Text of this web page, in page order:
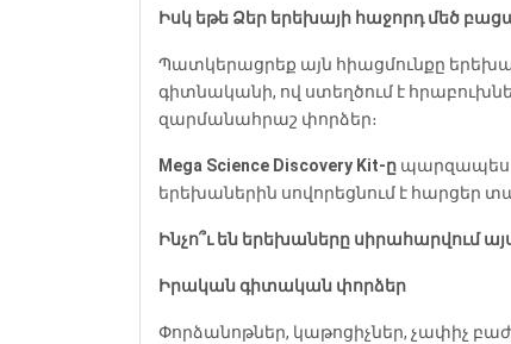
Իսկ եթե Ձեր երեխայի հաջորդ մեծ
Պատկերացրեք այն հիացմունքը
գիտնականի, ով ստեղծում է
զարմանահրաշ փորձեր։
Mega Science Discovery Kit-ը պարզապես
երեխաներին սովորեցնում է հարցեր
Ինչո՞ւ են երեխաները սիրահարվում
Իրական գիտական փորձեր
Փորձանոթներ, կաթոցիչներ, չափիչ